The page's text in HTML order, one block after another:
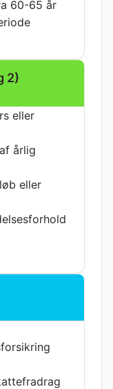
60-65 år
2)
eller
årlig
eller